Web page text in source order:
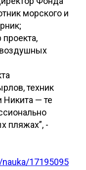
морского и
воздушных
техник
Никита — те
пляжах”, -
17195095